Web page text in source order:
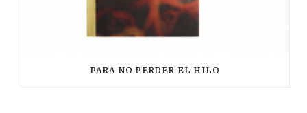
PARA NO PERDER EL HILO